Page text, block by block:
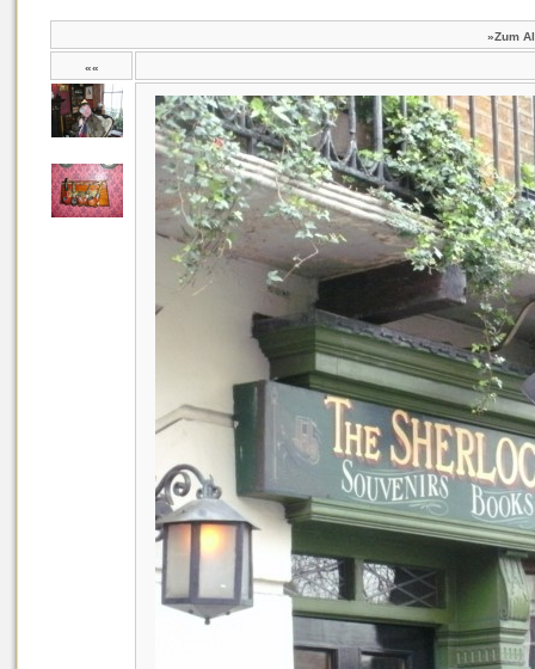
»Zum
««